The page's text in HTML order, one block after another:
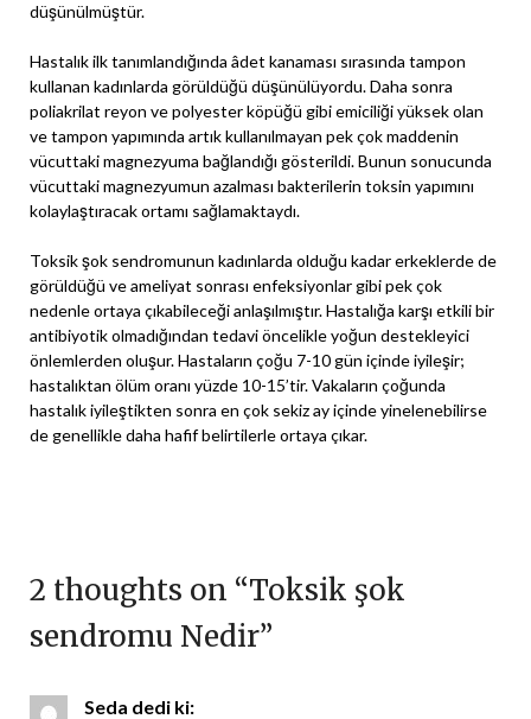
düşünülmüştür.
Hastalık ilk tanımlandığında âdet kanaması sırasında tampon
kullanan kadınlarda görüldüğü düşünülüyordu. Daha sonra
poliakrilat reyon ve polyester köpüğü gibi emiciliği yüksek olan
ve tampon yapımında artık kullanılmayan pek çok maddenin
vücuttaki magnezyuma bağlandığı gösterildi. Bunun sonucunda
vücuttaki magnezyumun azalması bakterilerin toksin yapımını
kolaylaştıracak ortamı sağlamaktaydı.
Toksik şok sendromunun kadınlarda olduğu kadar erkeklerde de
görüldüğü ve ameliyat sonrası enfeksiyonlar gibi pek çok
nedenle ortaya çıkabileceği anlaşılmıştır. Hastalığa karşı etkili bir
antibiyotik olmadığından tedavi öncelikle yoğun destekleyici
önlemlerden oluşur. Hastaların çoğu 7-10 gün içinde iyileşir;
hastalıktan ölüm oranı yüzde 10-15’tir. Vakaların çoğunda
hastalık iyileştikten sonra en çok sekiz ay içinde yinelenebilirse
de genellikle daha hafif belirtilerle ortaya çıkar.
2 thoughts on “Toksik şok
sendromu Nedir”
Seda dedi ki: